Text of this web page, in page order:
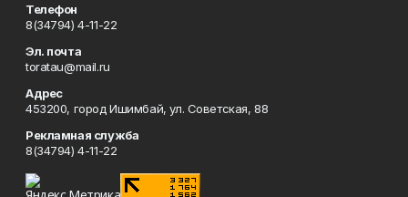
Телефон
8(34794) 4-11-22
Эл. почта
toratau@mail.ru
Адрес
453200, город Ишимбай, ул. Советская, 88
Рекламная служба
8(34794) 4-11-22